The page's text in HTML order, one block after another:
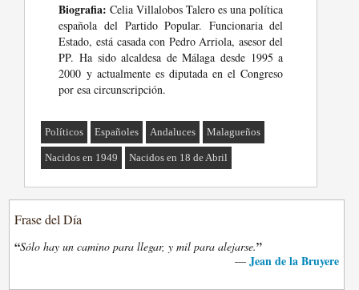
Biografia: Celia Villalobos Talero es una política
española del Partido Popular. Funcionaria del
Estado, está casada con Pedro Arriola, asesor del
PP. Ha sido alcaldesa de Málaga desde 1995 a
2000 y actualmente es diputada en el Congreso
por esa circunscripción.
Políticos Españoles Andaluces Malagueños
Nacidos en 1949 Nacidos en 18 de Abril
Frase del Día
“Sólo hay un camino para llegar, y mil para alejarse.”
— Jean de la Bruyere